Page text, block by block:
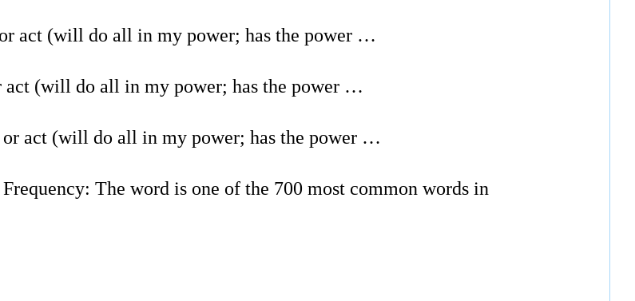
act (will do all in my power; has the power …
(will do all in my power; has the power …
act (will do all in my power; has the power …
The word is one of the 700 most common words in